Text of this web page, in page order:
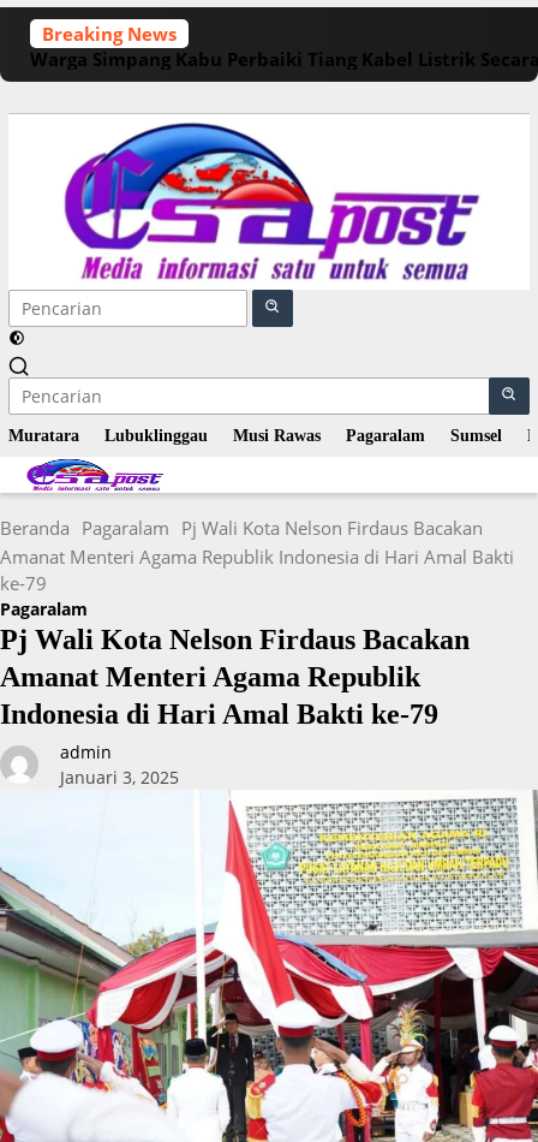
Langsung
konten
Breaking News
Warga Simpang Kabu Perbaiki Tiang Kabel Listrik
Muratara Lubuklinggau Musi Rawas Pagaralam Sumsel
Beranda Pagaralam Pj Wali Kota Nelson Firdaus Bacakan
Amanat Menteri Agama Republik Indonesia di Hari Amal Bakti
ke-79
Pagaralam
Pj Wali Kota Nelson Firdaus Bacakan
Amanat Menteri Agama Republik
Indonesia di Hari Amal Bakti ke-79
admin
Januari 3, 2025